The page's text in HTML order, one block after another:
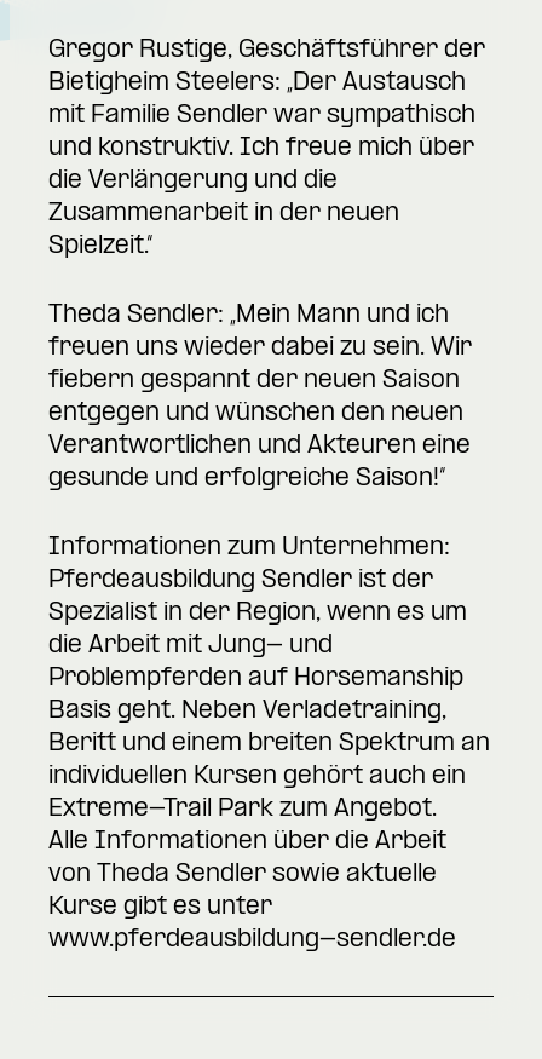
Gregor Rustige, Geschäftsführer der
Bietigheim Steelers: „Der Austausch
mit Familie Sendler war sympathisch
und konstruktiv. Ich freue mich über
die Verlängerung und die
Zusammenarbeit in der neuen
Spielzeit.“
Theda Sendler: „Mein Mann und ich
freuen uns wieder dabei zu sein. Wir
fiebern gespannt der neuen Saison
entgegen und wünschen den neuen
Verantwortlichen und Akteuren eine
gesunde und erfolgreiche Saison!“
Informationen zum Unternehmen:
Pferdeausbildung Sendler ist der
Spezialist in der Region, wenn es um
die Arbeit mit Jung- und
Problempferden auf Horsemanship
Basis geht. Neben Verladetraining,
Beritt und einem breiten Spektrum an
individuellen Kursen gehört auch ein
Extreme-Trail Park zum Angebot.
Alle Informationen über die Arbeit
von Theda Sendler sowie aktuelle
Kurse gibt es unter
www.pferdeausbildung-sendler.de